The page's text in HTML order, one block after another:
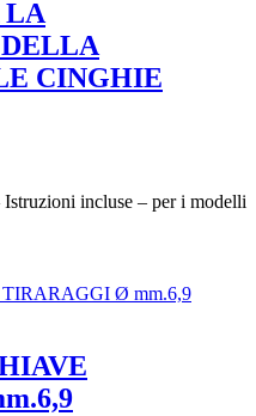
LA
CINGHIE
incluse – per i modelli